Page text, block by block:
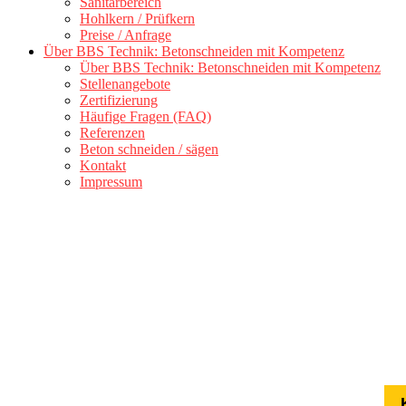
Hohlkern / Prüfkern
Preise / Anfrage
Über BBS Technik: Betonschneiden mit Kompetenz
Über BBS Technik: Betonschneiden mit Kompetenz
Stellenangebote
Zertifizierung
Häufige Fragen (FAQ)
Referenzen
Beton schneiden / sägen
Kontakt
Impressum